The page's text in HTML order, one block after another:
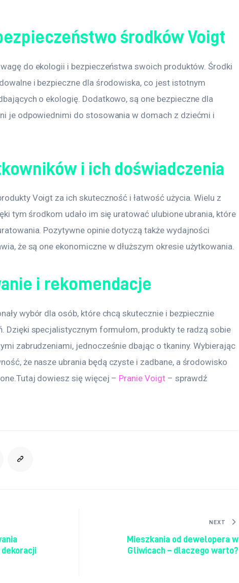
środków Voigt
do ekologii i bezpieczeństwa swoich produktów. Środki
i bezpieczne dla środowiska, co jest istotnym
o ekologię. Dodatkowo, są one bezpieczne dla
je odpowiednimi do stosowania w domach z dziećmi i
i ich doświadczenia
Voigt za ich skuteczność i łatwość użycia. Wielu z
tym środkom udało im się uratować ulubione ubrania, które
Pozytywne opinie dotyczą także wydajności
że są one ekonomiczne w dłuższym okresie użytkowania.
i rekomendacje
wybór dla osób, które chcą skutecznie i bezpiecznie
Dzięki specjalistycznym formułom, produkty te radzą sobie
zabrudzeniami, jednocześnie dbając o tkaniny. Wybierając
że nasze ubrania będą czyste i zadbane, a środowisko
dowiesz się więcej – Pranie Voigt – sprawdź
NEXT
Mieszkania od dewelopera w
Gliwicach – dlaczego warto?